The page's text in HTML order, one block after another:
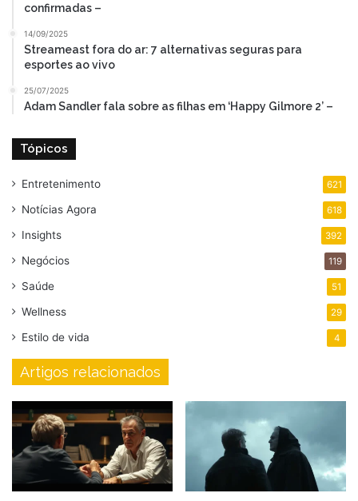
confirmadas –
14/09/2025
Streameast fora do ar: 7 alternativas seguras para
esportes ao vivo
25/07/2025
Adam Sandler fala sobre as filhas em ‘Happy Gilmore 2’ –
Tópicos
Entretenimento 621
Notícias Agora 618
Insights 392
Negócios 119
Saúde 51
Wellness 29
Estilo de vida 4
Artigos relacionados